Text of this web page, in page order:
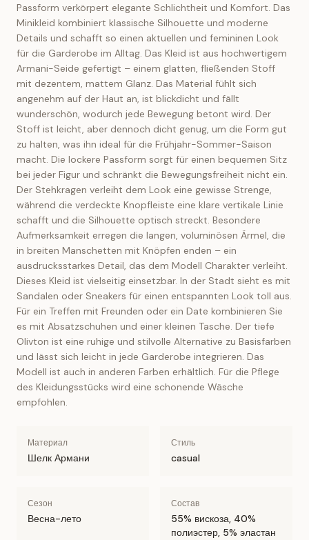
Passform verkörpert elegante Schlichtheit und Komfort. Das
Minikleid kombiniert klassische Silhouette und moderne
Details und schafft so einen aktuellen und femininen Look
für die Garderobe im Alltag. Das Kleid ist aus hochwertigem
Armani-Seide gefertigt – einem glatten, fließenden Stoff
mit dezentem, mattem Glanz. Das Material fühlt sich
angenehm auf der Haut an, ist blickdicht und fällt
wunderschön, wodurch jede Bewegung betont wird. Der
Stoff ist leicht, aber dennoch dicht genug, um die Form gut
zu halten, was ihn ideal für die Frühjahr-Sommer-Saison
macht. Die lockere Passform sorgt für einen bequemen Sitz
bei jeder Figur und schränkt die Bewegungsfreiheit nicht ein.
Der Stehkragen verleiht dem Look eine gewisse Strenge,
während die verdeckte Knopfleiste eine klare vertikale Linie
schafft und die Silhouette optisch streckt. Besondere
Aufmerksamkeit erregen die langen, voluminösen Ärmel, die
in breiten Manschetten mit Knöpfen enden – ein
ausdrucksstarkes Detail, das dem Modell Charakter verleiht.
Dieses Kleid ist vielseitig einsetzbar. In der Stadt sieht es mit
Sandalen oder Sneakers für einen entspannten Look toll aus.
Für ein Treffen mit Freunden oder ein Date kombinieren Sie
es mit Absatzschuhen und einer kleinen Tasche. Der tiefe
Olivton ist eine ruhige und stilvolle Alternative zu Basisfarben
und lässt sich leicht in jede Garderobe integrieren. Das
Modell ist auch in anderen Farben erhältlich. Für die Pflege
des Kleidungsstücks wird eine schonende Wäsche
empfohlen.
Материал
Шелк Армани
Стиль
casual
Сезон
Весна-лето
Состав
55% вискоза, 40%
полиэстер, 5% эластан